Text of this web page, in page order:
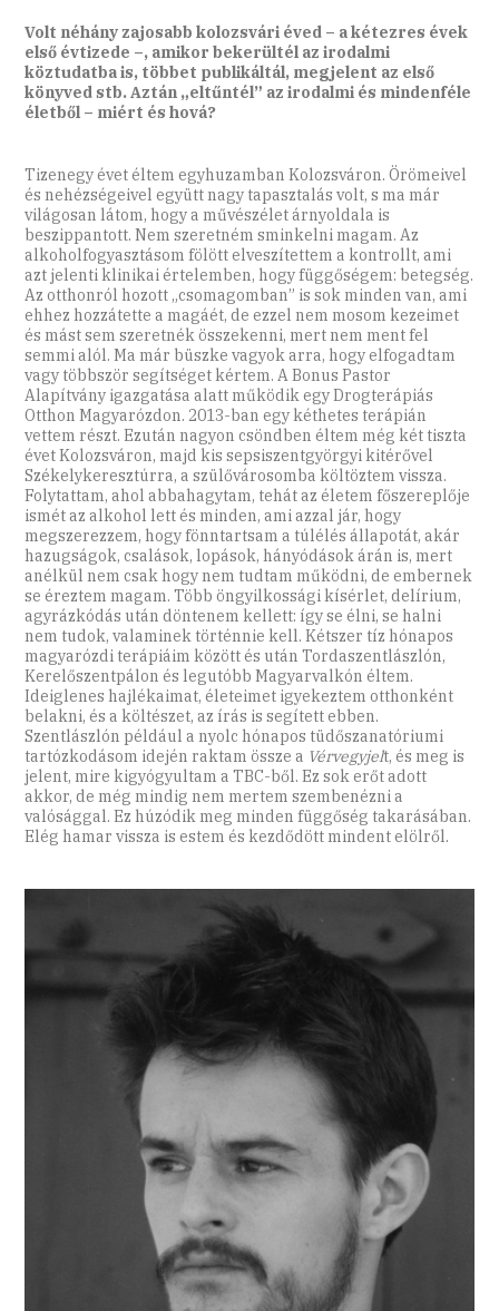
Volt néhány zajosabb kolozsvári éved – a kétezres évek
első évtizede –, amikor bekerültél az irodalmi
köztudatba is, többet publikáltál, megjelent az első
könyved stb. Aztán „eltűntél” az irodalmi és mindenféle
életből – miért és hová?
Tizenegy évet éltem egyhuzamban Kolozsváron. Örömeivel
és nehézségeivel együtt nagy tapasztalás volt, s ma már
világosan látom, hogy a művészélet árnyoldala is
beszippantott. Nem szeretném sminkelni magam. Az
alkoholfogyasztásom fölött elveszítettem a kontrollt, ami
azt jelenti klinikai értelemben, hogy függőségem: betegség.
Az otthonról hozott „csomagomban” is sok minden van, ami
ehhez hozzátette a magáét, de ezzel nem mosom kezeimet
és mást sem szeretnék összekenni, mert nem ment fel
semmi alól. Ma már büszke vagyok arra, hogy elfogadtam
vagy többször segítséget kértem. A Bonus Pastor
Alapítvány igazgatása alatt működik egy Drogterápiás
Otthon Magyarózdon. 2013-ban egy kéthetes terápián
vettem részt. Ezután nagyon csöndben éltem még két tiszta
évet Kolozsváron, majd kis sepsiszentgyörgyi kitérővel
Székelykeresztúrra, a szülővárosomba költöztem vissza.
Folytattam, ahol abbahagytam, tehát az életem főszereplője
ismét az alkohol lett és minden, ami azzal jár, hogy
megszerezzem, hogy fönntartsam a túlélés állapotát, akár
hazugságok, csalások, lopások, hányódások árán is, mert
anélkül nem csak hogy nem tudtam működni, de embernek
se éreztem magam. Több öngyilkossági kísérlet, delírium,
agyrázkódás után döntenem kellett: így se élni, se halni
nem tudok, valaminek történnie kell. Kétszer tíz hónapos
magyarózdi terápiáim között és után Tordaszentlászlón,
Kerelőszentpálon és legutóbb Magyarvalkón éltem.
Ideiglenes hajlékaimat, életeimet igyekeztem otthonként
belakni, és a költészet, az írás is segített ebben.
Szentlászlón például a nyolc hónapos tüdőszanatóriumi
tartózkodásom idején raktam össze a Vérvegyjelt, és meg is
jelent, mire kigyógyultam a TBC-ből. Ez sok erőt adott
akkor, de még mindig nem mertem szembenézni a
valósággal. Ez húzódik meg minden függőség takarásában.
Elég hamar vissza is estem és kezdődött mindent elölről.